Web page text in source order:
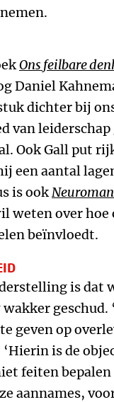
Ons feilbare
Daniel
dichter bij
van
Ook Gall put
een aantal
is ook
weten over
beïnvloedt.
is dat
geschud.
geven op
is de
feiten
aannames,